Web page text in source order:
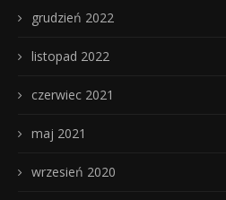
grudzień 2022
listopad 2022
czerwiec 2021
maj 2021
wrzesień 2020